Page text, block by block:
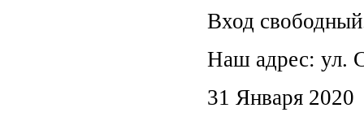
Вход
Наш адрес: ул.
31 Января 2020